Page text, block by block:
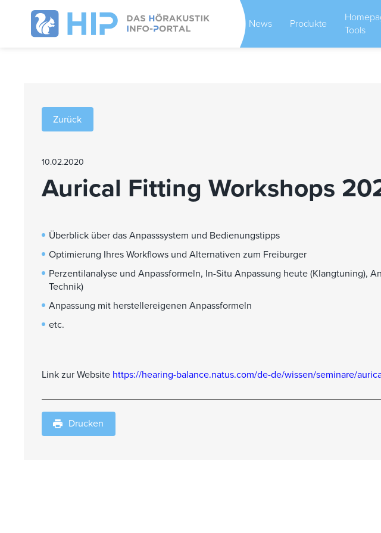
News Produkte
Tools
Zurück
10.02.2020
Aurical Fitting Workshops
Überblick über das Anpasssystem und Bedienungstipps
Optimierung Ihres Workflows und Alternativen zum Freiburger
Perzentilanalyse und Anpassformeln, In-Situ Anpassung heute (Klangtuning),
Technik)
Anpassung mit herstellereigenen Anpassformeln
etc.
Link zur Website https://hearing-balance.natus.com/de-de/wissen/seminare/
Drucken